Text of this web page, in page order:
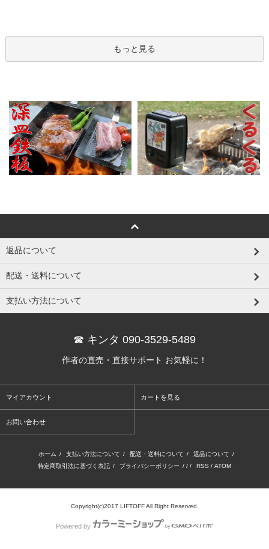
もっと見る
返品について
配送・送料について
支払い方法について
☎ キンタ 090-3529-5489
作者の直売・直接サポート お気軽に！
マイアカウント カートを見る
お問い合わせ
ホーム / 支払い方法について / 配送・送料について / 返品について /
特定商取引法に基づく表記 / プライバシーポリシー / / / RSS / ATOM
Copyright(c)2017 LIFTOFF All Right Reserved.
Powered by